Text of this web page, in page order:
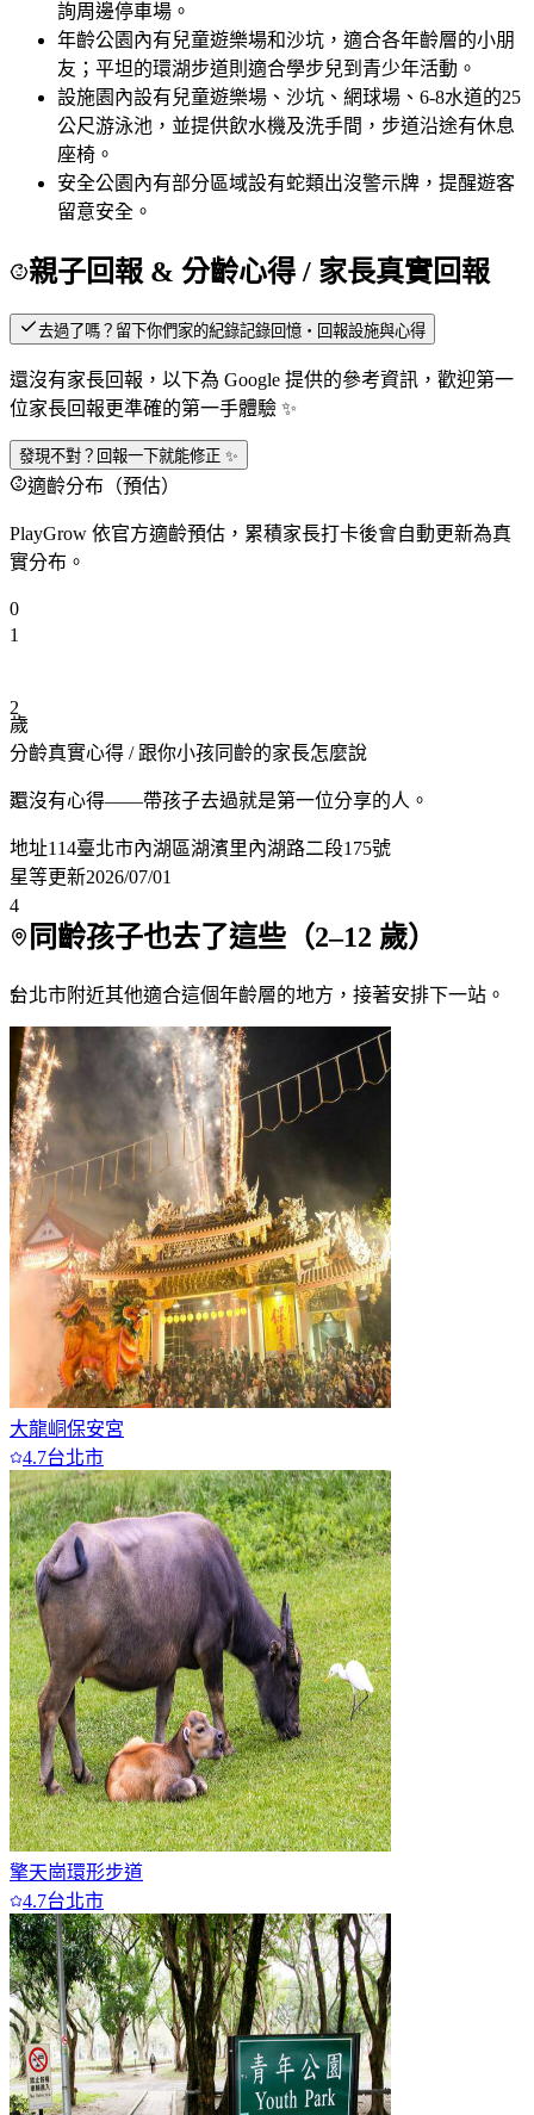
詢周邊停車場。
年齡公園內有兒童遊樂場和沙坑，適合各年齡層的小朋
友；平坦的環湖步道則適合學步兒到青少年活動。
設施園內設有兒童遊樂場、沙坑、網球場、6-8水道的25
公尺游泳池，並提供飲水機及洗手間，步道沿途有休息
座椅。
安全公園內有部分區域設有蛇類出沒警示牌，提醒遊客
留意安全。
親子回報 & 分齡心得 / 家長真實回報
去過了嗎？留下你們家的紀錄記錄回憶・回報設施與心得
還沒有家長回報，以下為 Google 提供的參考資訊，歡迎第一
位家長回報更準確的第一手體驗 ✨
發現不對？回報一下就能修正 ✨
適齡分布（預估）
PlayGrow 依官方適齡預估，累積家長打卡後會自動更新為真
實分布。
0
1
2
3
4
5
7+
歲
分齡真實心得 / 跟你小孩同齡的家長怎麼說
還沒有心得——帶孩子去過就是第一位分享的人。
地址114臺北市內湖區湖濱里內湖路二段175號
星等更新2026/07/01
同齡孩子也去了這些（2–12 歲）
台北市附近其他適合這個年齡層的地方，接著安排下一站。
大龍峒保安宮
4.7台北市
擎天崗環形步道
4.7台北市